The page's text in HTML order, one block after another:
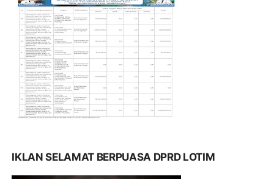
IKLAN SELAMAT BERPUASA DPRD LOTIM